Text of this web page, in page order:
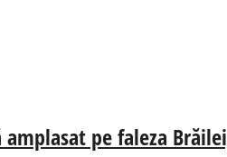
amplasat pe faleza